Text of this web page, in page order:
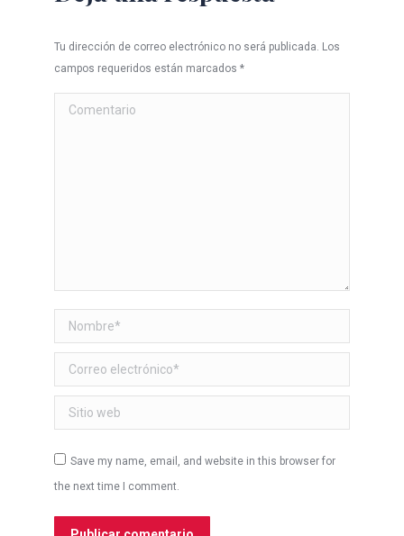
Tu dirección de correo electrónico no será publicada. Los
campos requeridos están marcados *
Comentario
Nombre *
Correo electrónico *
Sitio web
Save my name, email, and website in this browser for
the next time I comment.